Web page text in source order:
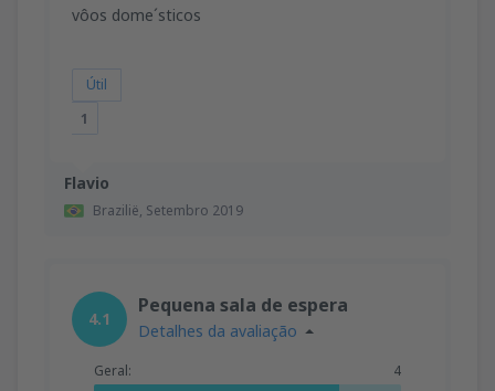
Flavio
Brazilië, Setembro 2019
vôos dome´sticos
Útil
1
4.1
Pequena sala de espera
Detalhes da avaliação
Geral: 4